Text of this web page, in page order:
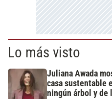
Lo más visto
Juliana Awada
casa sustentable
ningún árbol y de